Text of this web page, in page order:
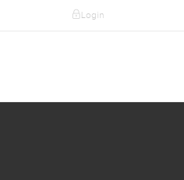
Login